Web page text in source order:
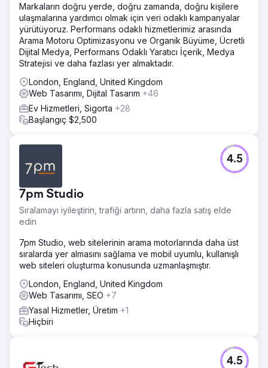
Markaların doğru yerde, doğru zamanda, doğru kişilere
ulaşmalarına yardımcı olmak için veri odaklı kampanyalar
yürütüyoruz. Performans odaklı hizmetlerimiz arasında
Arama Motoru Optimizasyonu ve Organik Büyüme, Ücretli
Dijital Medya, Performans Odaklı Yaratıcı İçerik, Medya
Stratejisi ve daha fazlası yer almaktadır.
London, England, United Kingdom
Web Tasarımı, Dijital Tasarım +46
Ev Hizmetleri, Sigorta +28
Başlangıç $2,500
7pm Studio
Sıralamayı iyileştirin, trafiği artırın, daha fazla satış elde
edin
4.5
7pm Studio, web sitelerinin arama motorlarında daha üst
sıralarda yer almasını sağlama ve mobil uyumlu, kullanışlı
web siteleri oluşturma konusunda uzmanlaşmıştır.
London, England, United Kingdom
Web Tasarımı, SEO +7
Yasal Hizmetler, Üretim +1
Hiçbiri
4.5